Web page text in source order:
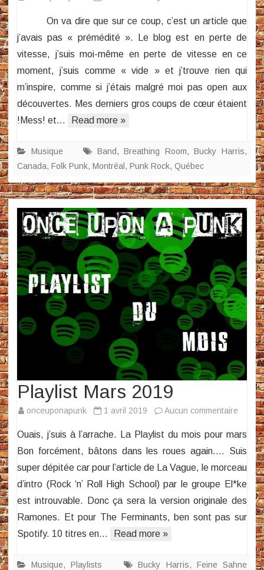
Bucky
Harris
–
Room
On va dire que sur ce coup, c’est un article que
j’avais pas « prémédité ». Le blog est en perte de
vitesse, j’suis moi-même en perte de vitesse en ce
moment, j’suis comme « vide » et j’trouve rien qui
m’inspire, comme si j’étais malgré moi pas open aux
découvertes. Mes derniers gros coups de cœur étaient
!Mess! et…
Read more »
Musique Band,Breathing Room,Bucky Harris,
Canada, Folk Punk, Montréal, Punk Rock, Québec
Playlist Mars 2019
onceuponapunk 1 avril 2019 Aucun commentaire
Playlist
Mars
2019
Ouais, j’suis à l’arrache. La Playlist du mois pour mars
Bon forcément, bâtons dans les roues again…. Suis
super dépitée car pour l’article de La Vague, le morceau
d’intro (Rock ‘n’ Roll High School) par le groupe El*ke
est introuvable. Donc ça sera la version originale des
Ramones. Et pour The Ferminants, ben sont pas sur
Spotify. 10 titres en…
Read more »
Musique,Playlists Bucky Harris, Feine Sahne